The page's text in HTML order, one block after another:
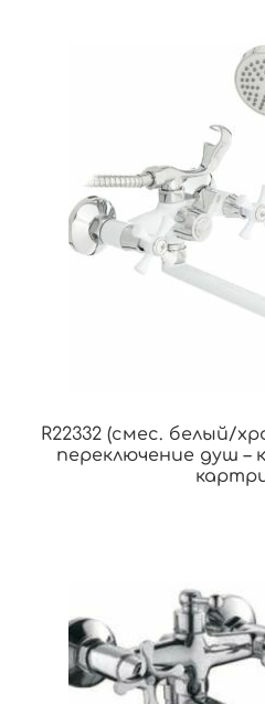
R22332 (смес. белый/
переключение душ –